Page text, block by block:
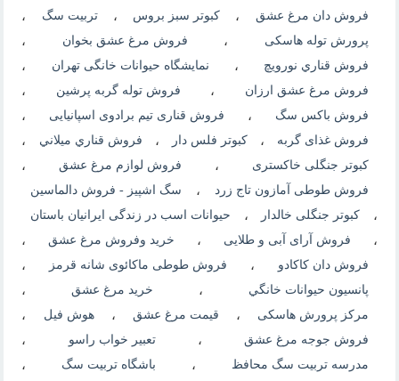
فروش دان مرغ عشق ، کبوتر سبز بروس ، تربیت سگ ،
پرورش توله هاسکی ، فروش مرغ عشق بخوان ،
فروش قناري نورويچ ، نمایشگاه حیوانات خانگی تهران ،
فروش مرغ عشق ارزان ، فروش توله گربه پرشین ،
فروش باکس سگ ، فروش قناری تیم برادوی اسپانیایی ،
فروش غذای گربه ، کبوتر فلس دار ، فروش قناري ميلاني ،
کبوتر جنگلی خاکستری ، فروش لوازم مرغ عشق ،
فروش طوطی آمازون تاج زرد ، سگ اشپیز - فروش دالماسین
، کبوتر جنگلی خالدار ، حیوانات اسب در زندگی ایرانیان باستان
، فروش آرای آبی و طلایی ، خرید وفروش مرغ عشق ،
فروش دان کاکادو ، فروش طوطی ماکائوی شانه قرمز ،
پانسيون حيوانات خانگي ، خرید مرغ عشق ،
مرکز پرورش هاسکی ، قیمت مرغ عشق ، هوش فیل ،
فروش جوجه مرغ عشق ، تعبیر خواب راسو ،
مدرسه تربیت سگ محافظ ، باشگاه تربیت سگ ،